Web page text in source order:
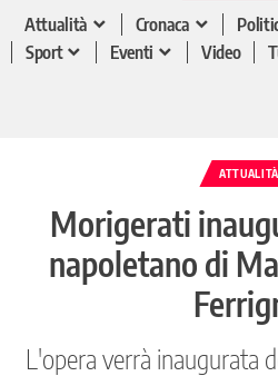
Attualità Cronaca
Sport
Eventi Video
ATTUALITÀ
Morigerati
napoletano di
L'opera verrà inaugurata